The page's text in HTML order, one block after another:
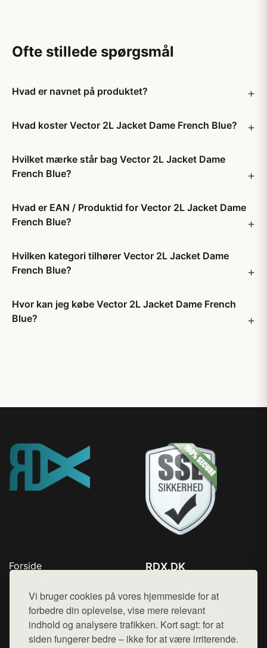
Vi bruger cookies på vores hjemmeside for at
forbedre din oplevelse, vise mere relevant
indhold og analysere trafikken. Kort sagt: for at
siden fungerer bedre – ikke for at være irriterende.
Ofte stillede spørgsmål
Hvad er navnet på produktet?
Hvad koster Vector 2L Jacket Dame French Blue?
Hvilket mærke står bag Vector 2L Jacket Dame
French Blue?
Hvad er EAN / Produktid for Vector 2L Jacket Dame
French Blue?
Hvilken kategori tilhører Vector 2L Jacket Dame
French Blue?
Hvor kan jeg købe Vector 2L Jacket Dame French
Blue?
Forside
Top Rabatter
Blog
Kontakt
RDX.DK
Mail: hej@want.dk
Cookie- og privatlivspolitik